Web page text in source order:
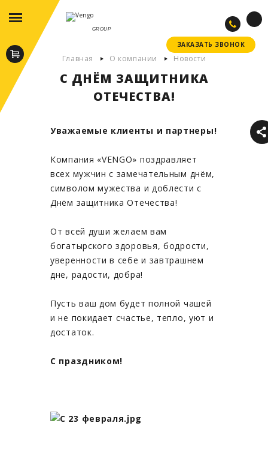
ЗАКАЗАТЬ ЗВОНОК
ЗАКАЗАТЬ ЗВОНОК
GROUP
Главная О компании Новости
С ДНЁМ ЗАЩИТНИКА
ОТЕЧЕСТВА!
Уважаемые клиенты и партнеры!
Компания «VENGO» поздравляет
всех мужчин с замечательным днём,
символом мужества и доблести с
Днём защитника Отечества!
От всей души желаем вам
богатырского здоровья, бодрости,
уверенности в себе и завтрашнем
дне, радости, добра!
Пусть ваш дом будет полной чашей
и не покидает счастье, тепло, уют и
достаток.
С праздником!​